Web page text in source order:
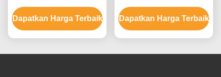
pria dan wanita hingga 9
level
Dapatkan Harga Terbaik
Warna Rambut Dengan
Ammonium Hydroxide
Dapatkan Harga Terbaik